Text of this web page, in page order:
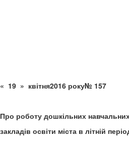
« 19 » квітня2016 року№ 157
Про роботу дошкільних
закладів освіти міста в літній